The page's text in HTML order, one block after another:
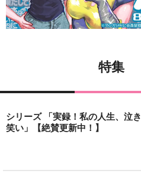
特集
シリーズ 「実録！私の人生、泣き
笑い」【絶賛更新中！】